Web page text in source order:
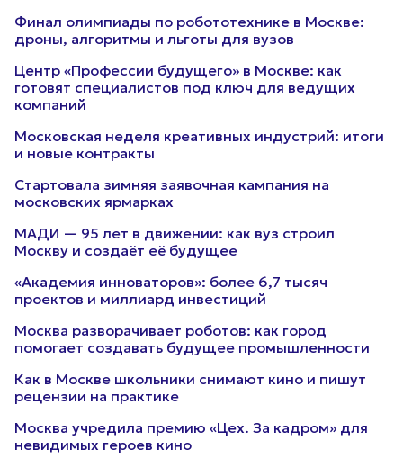
Финал олимпиады по робототехнике в Москве:
дроны, алгоритмы и льготы для вузов
Центр «Профессии будущего» в Москве: как
готовят специалистов под ключ для ведущих
компаний
Московская неделя креативных индустрий: итоги
и новые контракты
Стартовала зимняя заявочная кампания на
московских ярмарках
МАДИ — 95 лет в движении: как вуз строил
Москву и создаёт её будущее
«Академия инноваторов»: более 6,7 тысяч
проектов и миллиард инвестиций
Москва разворачивает роботов: как город
помогает создавать будущее промышленности
Как в Москве школьники снимают кино и пишут
рецензии на практике
Москва учредила премию «Цех. За кадром» для
невидимых героев кино